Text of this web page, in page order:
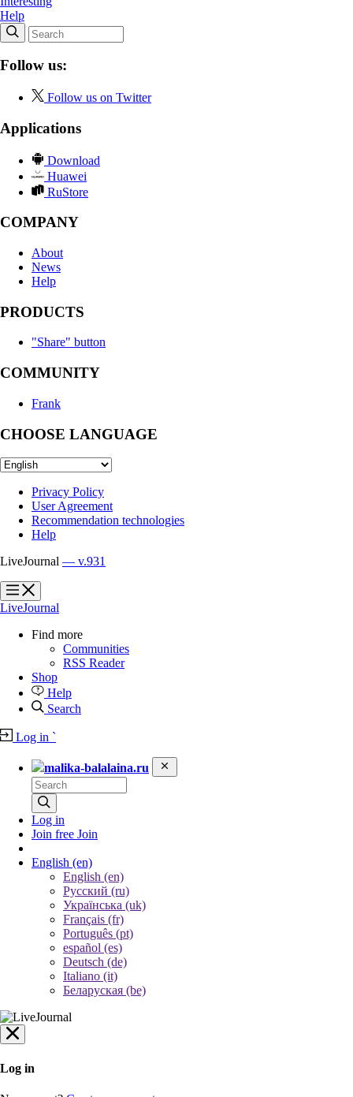
Help
Follow us:
Follow us on Twitter
Applications
Download
Huawei
RuStore
COMPANY
About
News
Help
PRODUCTS
"Share" button
COMMUNITY
Frank
CHOOSE LANGUAGE
Privacy Policy
User Agreement
Recommendation technologies
Help
LiveJournal — v.931
?
?
LiveJournal
Find more
Communities
RSS Reader
Shop
Help
Search
Log in `
malika-balalaina.ru
Log in
Join free Join
English (en)
English (en)
Русский (ru)
Українська (uk)
Français (fr)
Português (pt)
español (es)
Deutsch (de)
Italiano (it)
Беларуская (be)
Log in